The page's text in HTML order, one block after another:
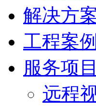
解决方
工程案例
服务项目
远程